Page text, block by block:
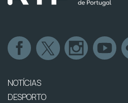
NOTÍCIAS
DESPORTO